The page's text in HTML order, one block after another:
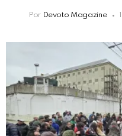
Por Devoto Magazine